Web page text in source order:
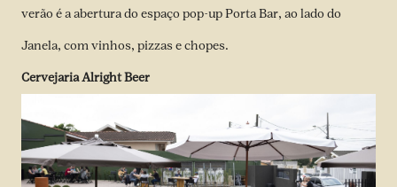
verão é a abertura do espaço pop-up Porta Bar, ao lado do
Janela, com vinhos, pizzas e chopes.
Cervejaria Alright Beer